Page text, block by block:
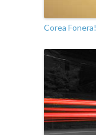
Corea Fonera!